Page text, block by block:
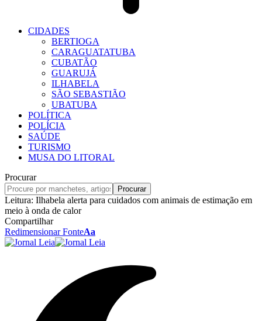
CIDADES
BERTIOGA
CARAGUATATUBA
CUBATÃO
GUARUJÁ
ILHABELA
SÃO SEBASTIÃO
UBATUBA
POLÍTICA
POLÍCIA
SAÚDE
TURISMO
MUSA DO LITORAL
Procurar
Leitura: Ilhabela alerta para cuidados com animais de estimação em
meio à onda de calor
Compartilhar
Redimensionar FonteAa